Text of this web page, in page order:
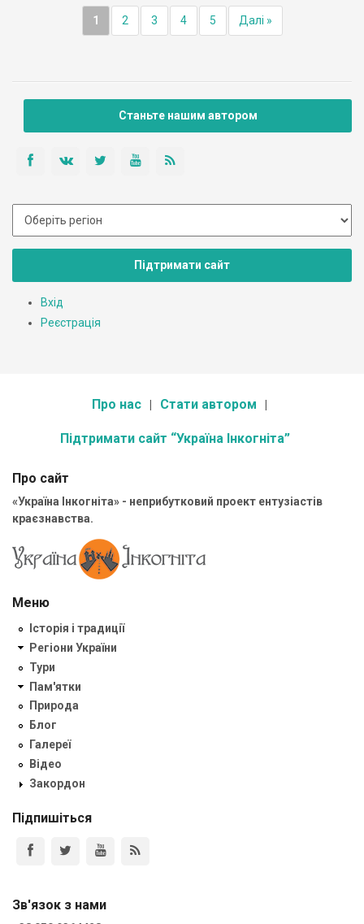
1 2 3 4 5 Далі »
Станьте нашим автором
Підтримати сайт
Вхід
Реєстрація
Про нас Стати автором
Підтримати сайт “Україна Інкогніта”
Про сайт
«Україна Інкогніта» - неприбутковий проект ентузіастів
краєзнавства.
Меню
Історія і традиції
Регіони України
Тури
Пам'ятки
Природа
Блог
Галереї
Відео
Закордон
Підпишіться
Зв'язок з нами